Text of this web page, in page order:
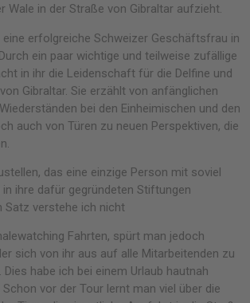
Wale in der Straße von Gibraltar aufzieht.
eine erfolgreiche Schweizer Geschäftsfrau in
ein paar wichtige und teilweise zufällige
in ihr die Leidenschaft für die Delfine und
Gibraltar. Sie erzählt von anfänglichen
bei den Einheimischen und den
auch von Türen zu neuen Perspektiven, die
das eine einzige Person mit soviel
ihre dafür gegründeten Stiftungen
Satz verstehe ich nicht
Fahrten, spürt man jedoch
sich von ihr aus auf alle Mitarbeitenden zu
habe ich bei einem Urlaub hautnah
vor der Tour lernt man viel über die